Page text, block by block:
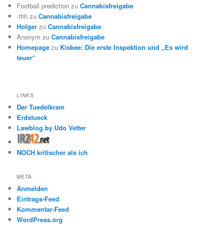
Football prediction zuCannabisfreigabe
-thh zuCannabisfreigabe
Holger zuCannabisfreigabe
Anonym zuCannabisfreigabe
Homepage zu Kisbee: Die erste Inspektion und „Es wird
teuer“
LINKS
Der Tuedelkram
Erdstueck
Lawblog by Udo Vetter
NOCH kritischer als ich
META
Anmelden
Eintrags-Feed
Kommentar-Feed
WordPress.org